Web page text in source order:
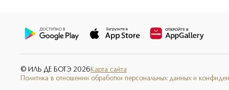
© ИЛЬ ДЕ БОТЭ 2026 Карта сайта
Политика в отношении обработки персональных данных и